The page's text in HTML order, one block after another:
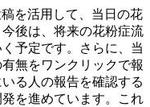
を活用して、当日の花
後は、将来の花粉症流
予定です。さらに、当
無をワンクリックで報
る人の報告を確認する
を進めています。これ